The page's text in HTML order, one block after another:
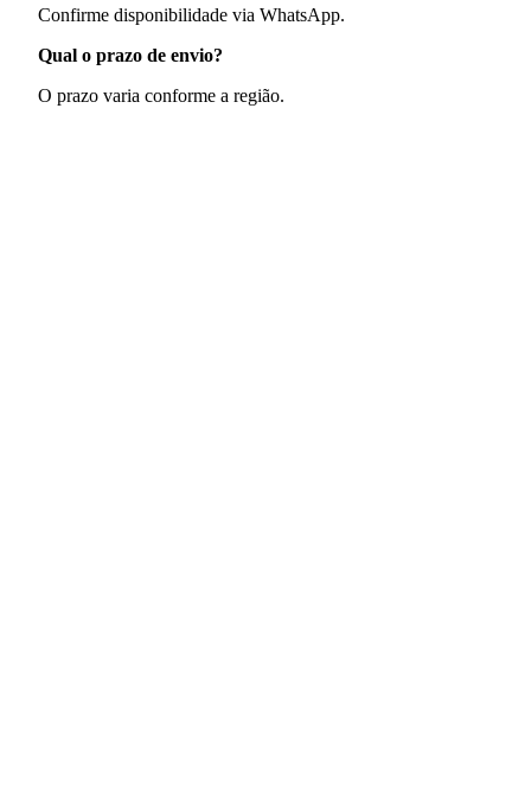
Confirme disponibilidade via WhatsApp.
Qual o prazo de envio?
O prazo varia conforme a região.